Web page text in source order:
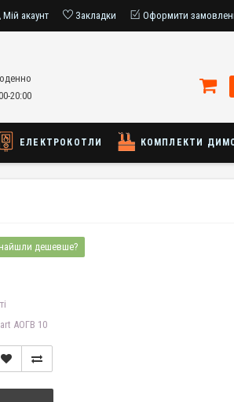
Мій акаунт Закладки Оформити
20:00
ЕЛЕКТРОКОТЛИ КОМПЛЕКТИ
дешевше?
АОГВ 10